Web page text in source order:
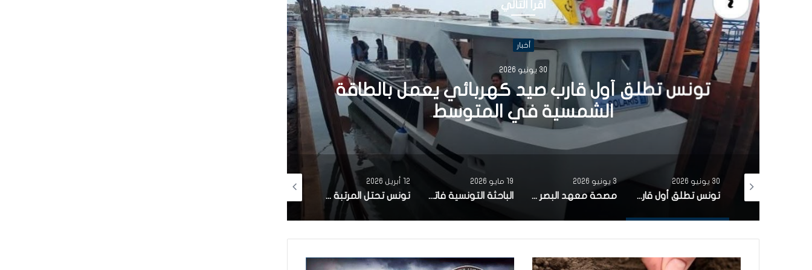
أقرأ التالي
أخبار
30 يونيو 2026
تونس تطلق أول قارب صيد كهربائي يعمل بالطاقة
الشمسية في المتوسط
30 يونيو 2026
تونس تطلق أول قارب صيد كهربائي يعمل بالطاقة الشمسية في المتوسط
3 يونيو 2026
مصحة معهد البصر والشبكية بالبحيرة 1 تقوم باجراء اكثر من 50 عملية جراحية لازالة الماء الابيض مجانا لفائدة عدد من اهالي قفصة
19 مايو 2026
الباحثة التونسية فاتن المولدي تنجح في الحصول على براءة اختراع في الولايات المتحدة الأمريكية، وذلك بعد ابتكارها محركاً هجيناً ثورياً
12 أبريل 2026
تونس تحتل المرتبة الاولى افريقيا من حيث عدد النساء المطورات للبرمجيات